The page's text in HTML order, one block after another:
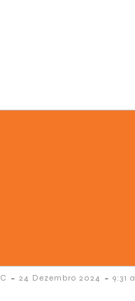
- 24 Dezembro 2024 - 9:31